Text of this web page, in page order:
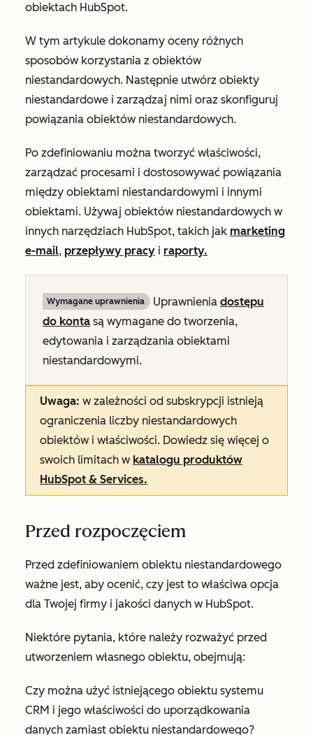
obiektach HubSpot.
W tym artykule dokonamy oceny różnych
sposobów korzystania z obiektów
niestandardowych. Następnie utwórz obiekty
niestandardowe i zarządzaj nimi oraz skonfiguruj
powiązania obiektów niestandardowych.
Po zdefiniowaniu można tworzyć właściwości,
zarządzać procesami i dostosowywać powiązania
między obiektami niestandardowymi i innymi
obiektami. Używaj obiektów niestandardowych w
innych narzędziach HubSpot, takich jak marketing
e-mail, przepływy pracy i raporty.
Wymagane uprawnienia Uprawnienia dostępu
do konta są wymagane do tworzenia,
edytowania i zarządzania obiektami
niestandardowymi.
Uwaga: w zależności od subskrypcji istnieją
ograniczenia liczby niestandardowych
obiektów i właściwości. Dowiedz się więcej o
swoich limitach w katalogu produktów
HubSpot & Services.
Przed rozpoczęciem
Przed zdefiniowaniem obiektu niestandardowego
ważne jest, aby ocenić, czy jest to właściwa opcja
dla Twojej firmy i jakości danych w HubSpot.
Niektóre pytania, które należy rozważyć przed
utworzeniem własnego obiektu, obejmują:
Czy można użyć istniejącego obiektu systemu
CRM i jego właściwości do uporządkowania
danych zamiast obiektu niestandardowego?